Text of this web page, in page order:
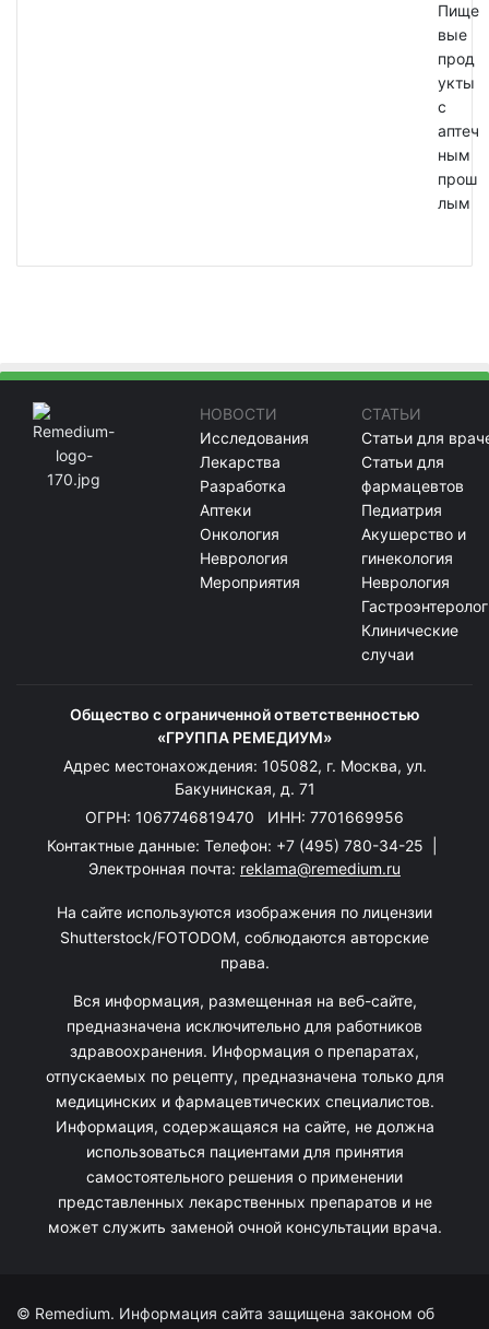
Пище
вые
прод
укты
с
аптеч
ным
прош
лым
НОВОСТИ
Исследования
Лекарства
Разработка
Аптеки
Онкология
Неврология
Мероприятия
СТАТЬИ
Статьи для
Статьи для
фармацевтов
Педиатрия
Акушерство и
гинекология
Неврология
Клинические
случаи
Общество с ограниченной ответственностью
«ГРУППА РЕМЕДИУМ»
Адрес местонахождения: 105082, г. Москва, ул.
Бакунинская, д. 71
ОГРН: 1067746819470 ИНН: 7701669956
Контактные данные: Телефон: +7 (495) 780-34-25
Электронная почта: reklama@remedium.ru
На сайте используются изображения по лицензии
Shutterstock/FOTODOM, соблюдаются авторские
права.
Вся информация, размещенная на веб-сайте,
предназначена исключительно для работников
здравоохранения. Информация о препаратах,
отпускаемых по рецепту, предназначена только для
медицинских и фармацевтических специалистов.
Информация, содержащаяся на сайте, не должна
использоваться пациентами для принятия
самостоятельного решения о применении
представленных лекарственных препаратов и не
может служить заменой очной консультации врача.
© Remedium. Информация сайта защищена законом об